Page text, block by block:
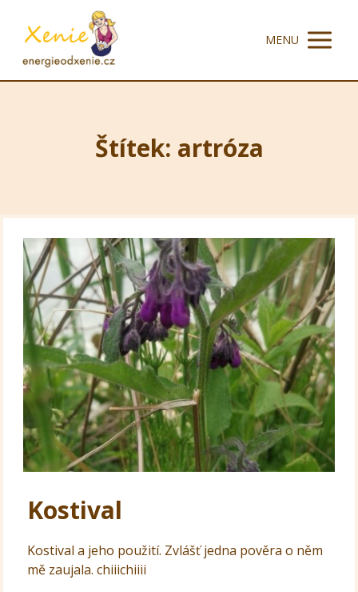
MENU
Štítek: artróza
Kostival
Kostival a jeho použití. Zvlášť jedna pověra o něm
mě zaujala. chiiichiiii